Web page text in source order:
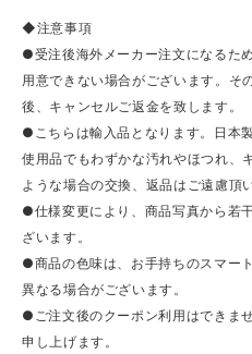
◆注意事項
●受注後海外メーカー注文になるた
用意できない場合がございます。そ
後、キャンセルご返金を致します。
●こちらは輸入品となります。日本
使用品でもわずかな汚れやほつれ、
ような場合の交換、返品はご遠慮頂
●仕様変更により、商品写真から若
ざいます。
●商品の色味は、お手持ちのスマー
異なる場合がございます。
●ご注文後のクーポン利用はできま
申し上げます。